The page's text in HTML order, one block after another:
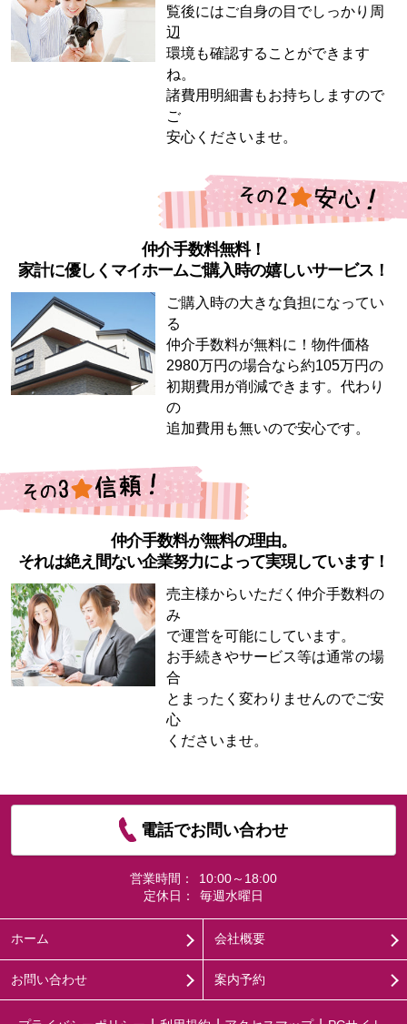
覧後にはご自身の目でしっかり周
辺
環境も確認することができます
ね。
諸費用明細書もお持ちしますので
ご
安心くださいませ。
仲介手数料無料！
家計に優しくマイホームご購入時の嬉しいサービス！
ご購入時の大きな負担になってい
る
仲介手数料が無料に！物件価格
2980万円の場合なら約105万円の
初期費用が削減できます。代わり
の
追加費用も無いので安心です。
仲介手数料が無料の理由。
それは絶え間ない企業努力によって実現しています！
売主様からいただく仲介手数料の
み
で運営を可能にしています。
お手続きやサービス等は通常の場
合
とまったく変わりませんのでご安
心
くださいませ。
電話でお問い合わせ
営業時間：
10:00～18:00
定休日：
毎週水曜日
ホーム 会社概要
お問い合わせ 案内予約